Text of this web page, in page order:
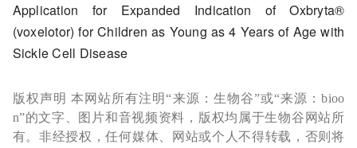
Application for Expanded Indication of Oxbryta®
(voxelotor) for Children as Young as 4 Years of Age with
Sickle Cell Disease
版权声明 本网站所有注明“来源：生物谷”或“来源：bioo
n”的文字、图片和音视频资料，版权均属于生物谷网站所
有。非经授权，任何媒体、网站或个人不得转载，否则将